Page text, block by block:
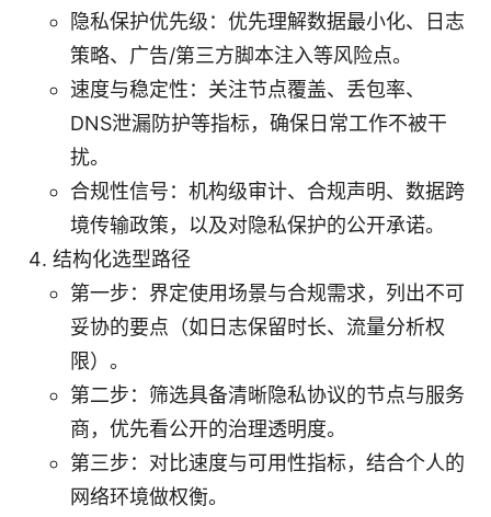
隐私保护优先级：优先理解数据最小化、日志
策略、广告/第三方脚本注入等风险点。
速度与稳定性：关注节点覆盖、丢包率、
DNS泄漏防护等指标，确保日常工作不被干
扰。
合规性信号：机构级审计、合规声明、数据跨
境传输政策，以及对隐私保护的公开承诺。
结构化选型路径
第一步：界定使用场景与合规需求，列出不可
妥协的要点（如日志保留时长、流量分析权
限）。
第二步：筛选具备清晰隐私协议的节点与服务
商，优先看公开的治理透明度。
第三步：对比速度与可用性指标，结合个人的
网络环境做权衡。